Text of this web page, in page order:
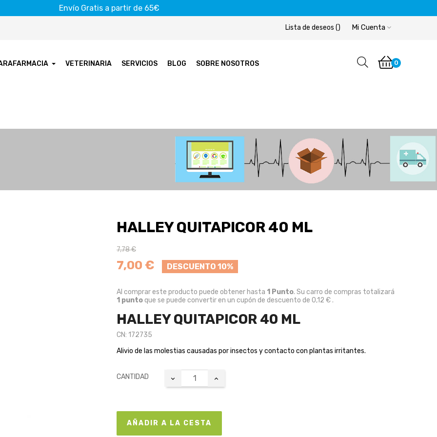
Envío Gratis a partir de 65€
Mi Cuenta
Lista de deseos ()
VETERINARIA SERVICIOS BLOG SOBRE NOSOTROS 0
HALLEY QUITAPICOR 40 ML
7,78 €
7,00 € DESCUENTO 10%
Al comprar este producto puede obtener hasta 1 Punto. Su carro de compras totalizará
1 puntoque se puede convertir en un cupón de descuento de 0,12 €.
HALLEY QUITAPICOR 40 ML
CN: 172735
Alivio de las molestias causadas por insectos y contacto con plantas irritantes.
CANTIDAD
AÑADIR A LA CESTA